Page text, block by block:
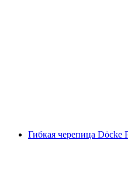
Гибкая черепица